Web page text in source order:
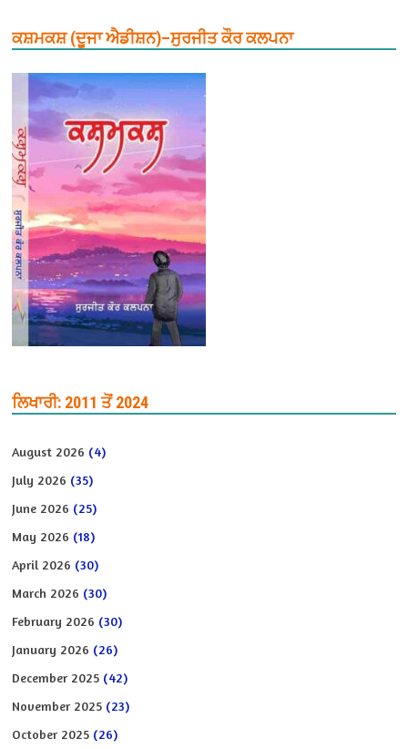
ਕਸ਼ਮਕਸ਼ (ਦੂਜਾ ਐਡੀਸ਼ਨ)–ਸੁਰਜੀਤ ਕੌਰ ਕਲਪਨਾ
ਲਿਖਾਰੀ: 2011 ਤੋਂ 2024
August 2026 (4)
July 2026 (35)
June 2026 (25)
May 2026 (18)
April 2026 (30)
March 2026 (30)
February 2026 (30)
January 2026 (26)
December 2025 (42)
November 2025 (23)
October 2025 (26)